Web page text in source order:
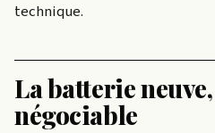
technique.
La batterie
négociable